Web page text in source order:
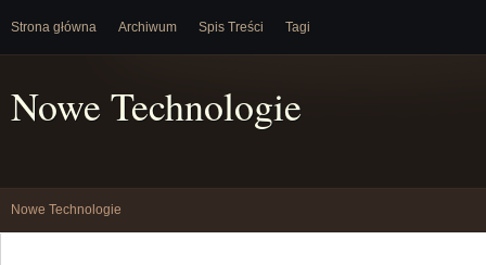
Strona główna Archiwum Spis Treści Tagi
Nowe Technologie
Nowe Technologie